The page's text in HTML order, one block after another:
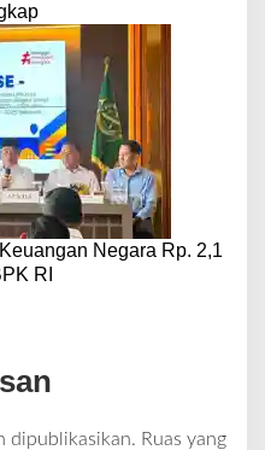
Negara Rp. 2,1
RI
dipublikasikan. Ruas yang